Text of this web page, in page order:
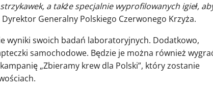
a także specjalnie wyprofilowanych igieł,
Dyrektor Generalny Polskiego Czerwonego Krzyża.
wyniki swoich badań laboratoryjnych. Dodatkowo,
samochodowe. Będzie je można również
„Zbieramy krew dla Polski”, który zostanie